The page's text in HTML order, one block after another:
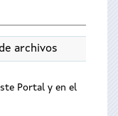
archivos
Portal y en el